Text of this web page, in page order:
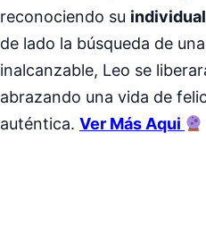
reconociendo su
de lado la búsqueda de
inalcanzable, Leo se
abrazando una vida de
auténtica. Ver Más Aqui